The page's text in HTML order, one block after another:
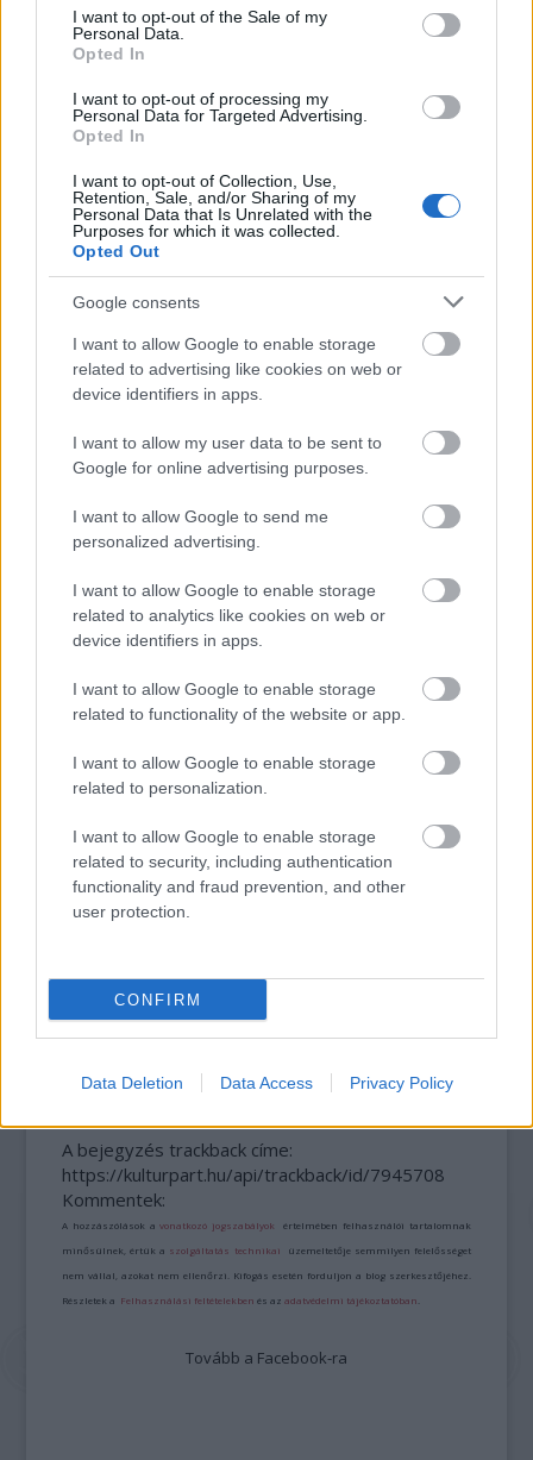
consent section.
I want to opt-out of the Sale of my
Personal Data.
Opted In
I want to opt-out of processing my
Personal Data for Targeted Advertising.
Opted In
I want to opt-out of Collection, Use,
Retention, Sale, and/or Sharing of my
Personal Data that Is Unrelated with the
Purposes for which it was collected.
Opted Out
Google consents
I want to allow Google to enable storage
related to advertising like cookies on web or
device identifiers in apps.
I want to allow my user data to be sent to
Google for online advertising purposes.
I want to allow Google to send me
personalized advertising.
I want to allow Google to enable storage
related to analytics like cookies on web or
device identifiers in apps.
I want to allow Google to enable storage
related to functionality of the website or app.
I want to allow Google to enable storage
related to personalization.
I want to allow Google to enable storage
related to security, including authentication
functionality and fraud prevention, and other
user protection.
CONFIRM
Data Deletion Data Access Privacy Policy
Forrás:VS.hu
SZEMBE MERSZ NÉZNI AZZAL, AKIVÉ
TERMÉSZETFELETTI ERŐK ÉS ELFELEDETT
TITKOK: ITT A SHELBY OAKS – A GONOSZ
SZÁGULDÁS, SÁRKÁNYOK, ROSSZFIÚK – A NYÁR
A bejegyzés trackback címe:
https://kulturpart.hu/api/trackback/id/7945708
Kommentek:
A hozzászólások avonatkozó jogszabályok értelmében felhasználói tartalomnak
minősülnek, értük a szolgáltatás technikai üzemeltetője semmilyen felelősséget
nem vállal, azokat nem ellenőrzi. Kifogás esetén forduljon a blog szerkesztőjéhez.
Részletek a Felhasználási feltételekben és azadatvédelmi tájékoztatóban
Tovább a Facebook-ra